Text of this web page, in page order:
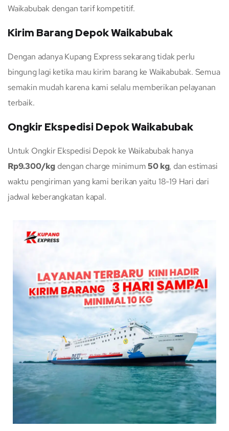
Waikabubak dengan tarif kompetitif.
Kirim Barang Depok Waikabubak
Dengan adanya Kupang Express sekarang tidak perlu
bingung lagi ketika mau kirim barang ke Waikabubak. Semua
semakin mudah karena kami selalu memberikan pelayanan
terbaik.
Ongkir Ekspedisi Depok Waikabubak
Untuk Ongkir Ekspedisi Depok ke Waikabubak hanya
Rp9.300/kg dengan charge minimum50 kg, dan estimasi
waktu pengiriman yang kami berikan yaitu 18-19 Hari dari
jadwal keberangkatan kapal.